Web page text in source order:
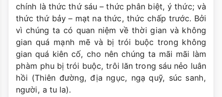
chính là thức thứ sáu – thức phân biệt, ý thức; và
thức thứ bảy – mạt na thức, thức chấp trước. Bởi
vì chúng ta có quan niệm về thời gian và không
gian quá mạnh mẽ và bị trói buộc trong không
gian quá kiên cố, cho nên chúng ta mãi mãi làm
phàm phu bị trói buộc, trôi lăn trong sáu nẻo luân
hồi (Thiên đường, địa ngục, ngạ quỹ, súc sanh,
người, a tu la).